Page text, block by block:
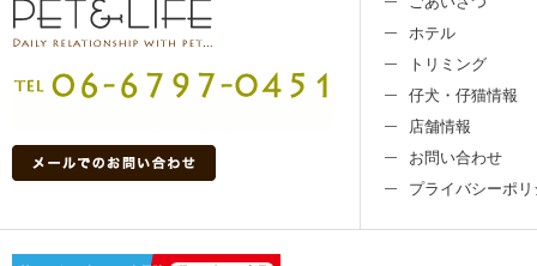
ホテル
トリミング
仔犬・仔猫情報
店舗情報
お問い合わせ
プライバシーポリ